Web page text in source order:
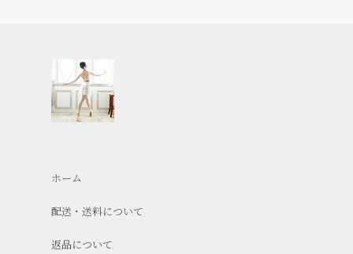
ホーム
配送・送料について
返品について